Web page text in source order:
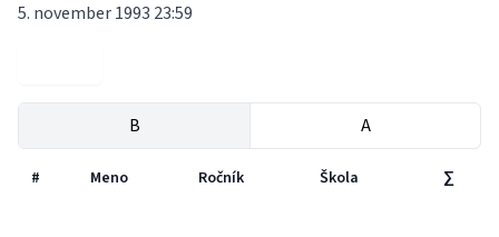
5. november 1993 23:59
B A
# Meno Ročník Škola ∑